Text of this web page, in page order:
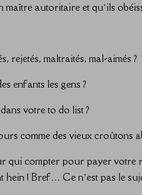
maître autoritaire et qu’ils
rejetés, maltraités, mal-aimés ?
enfants les gens ?
votre to do list ?
comme des vieux croûtons
qui compter pour payer votre
hein ! Bref… Ce n’est pas le